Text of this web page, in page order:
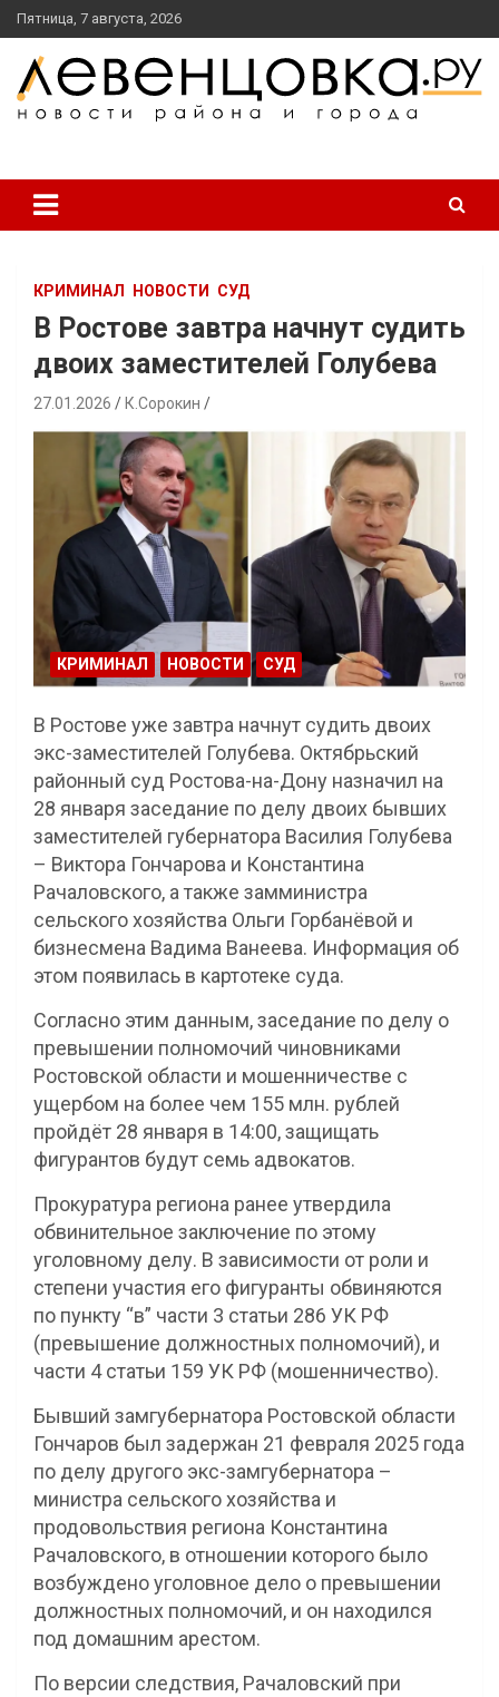
перейти
к
содержанию
Пятница, 7 августа, 2026
КРИМИНАЛ НОВОСТИ СУД
В Ростове завтра начнут судить
двоих заместителей Голубева
27.01.2026 К.Сорокин
КРИМИНАЛ НОВОСТИ СУД
В Ростове уже завтра начнут судить двоих
экс-заместителей Голубева. Октябрьский
районный суд Ростова-на-Дону назначил на
28 января заседание по делу двоих бывших
заместителей губернатора Василия Голубева
– Виктора Гончарова и Константина
Рачаловского, а также замминистра
сельского хозяйства Ольги Горбанёвой и
бизнесмена Вадима Ванеева. Информация об
этом появилась в картотеке суда.
Согласно этим данным, заседание по делу о
превышении полномочий чиновниками
Ростовской области и мошенничестве с
ущербом на более чем 155 млн. рублей
пройдёт 28 января в 14:00, защищать
фигурантов будут семь адвокатов.
Прокуратура региона ранее утвердила
обвинительное заключение по этому
уголовному делу. В зависимости от роли и
степени участия его фигуранты обвиняются
по пункту “в” части 3 статьи 286 УК РФ
(превышение должностных полномочий), и
части 4 статьи 159 УК РФ (мошенничество).
Бывший замгубернатора Ростовской области
Гончаров был задержан 21 февраля 2025 года
по делу другого экс-замгубернатора –
министра сельского хозяйства и
продовольствия региона Константина
Рачаловского, в отношении которого было
возбуждено уголовное дело о превышении
должностных полномочий, и он находился
под домашним арестом.
По версии следствия, Рачаловский при